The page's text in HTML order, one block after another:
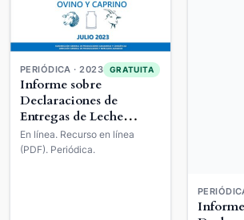
PERIÓDICA · 2023 GRATUITA
Informe sobre
Declaraciones de
Entregas de Leche
Cruda a los Primeros
Compradores : Ovino y
En línea. Recurso en línea
(PDF). Periódica.